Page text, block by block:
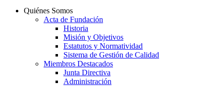
Quiénes Somos
Acta de Fundación
Historia
Misión y Objetivos
Estatutos y Normatividad
Sistema de Gestión de Calidad
Miembros Destacados
Junta Directiva
Administración